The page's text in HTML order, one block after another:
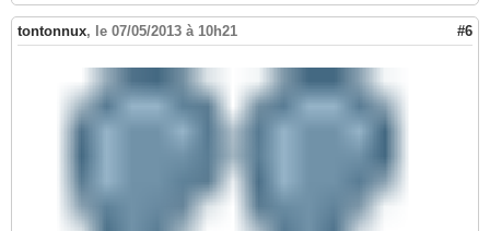
tontonnux, le 07/05/2013 à 10h21 #6